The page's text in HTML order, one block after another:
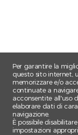
Per garantire la
questo sito internet,
memorizzare e/o
continuate a
acconsentite all'uso
elaborare dati di
navigazione.
È possibile
impostazioni